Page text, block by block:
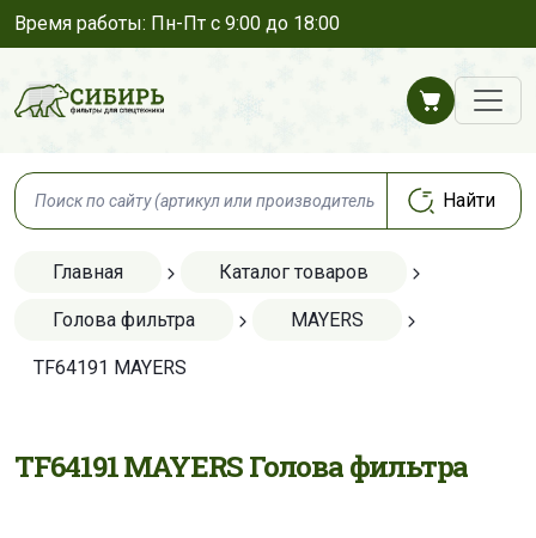
Время работы: Пн-Пт с 9:00 до 18:00
Главная Каталог товаров
Голова фильтра MAYERS
TF64191 MAYERS
TF64191 MAYERS Голова фильтра